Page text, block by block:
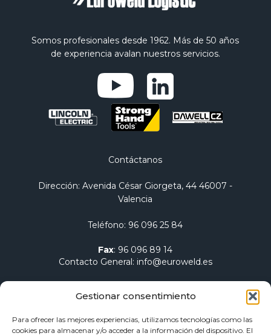
Gestionar consentimiento
Para ofrecer las mejores experiencias, utilizamos tecnologías como las
cookies para almacenar y/o acceder a la información del dispositivo. El
Somos profesionales desde 1962. Más de 50 años
de experiencia avalan nuestros servicios.
Contáctanos
Dirección: Avenida César Giorgeta, 44 46007 -
Valencia
Teléfono: 96 096 25 84
Fax: 96 096 89 14
Contacto General : info@euroweld.es